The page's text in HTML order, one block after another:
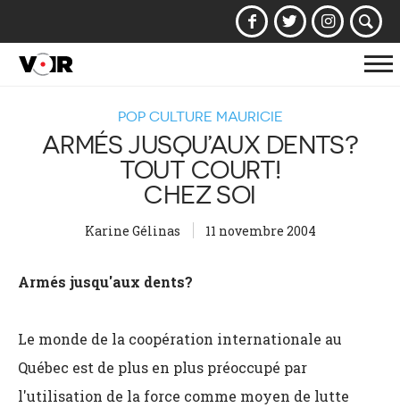
POP CULTURE MAURICIE
ARMÉS JUSQU’AUX DENTS?
TOUT COURT!
CHEZ SOI
Karine Gélinas 11 novembre 2004
Armés jusqu'aux dents?
Le monde de la coopération internationale au
Québec est de plus en plus préoccupé par
l'utilisation de la force comme moyen de lutte